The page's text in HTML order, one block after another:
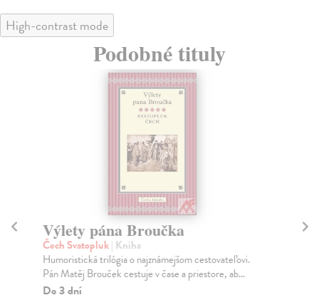
High-contrast mode
Podobné tituly
Výlety pána Broučka
Čech Svatopluk| Kniha
Humoristická trilógia o najznámejšom cestovateľovi.
Pán Matěj Brouček cestuje v čase a priestore, ab...
Do 3 dní